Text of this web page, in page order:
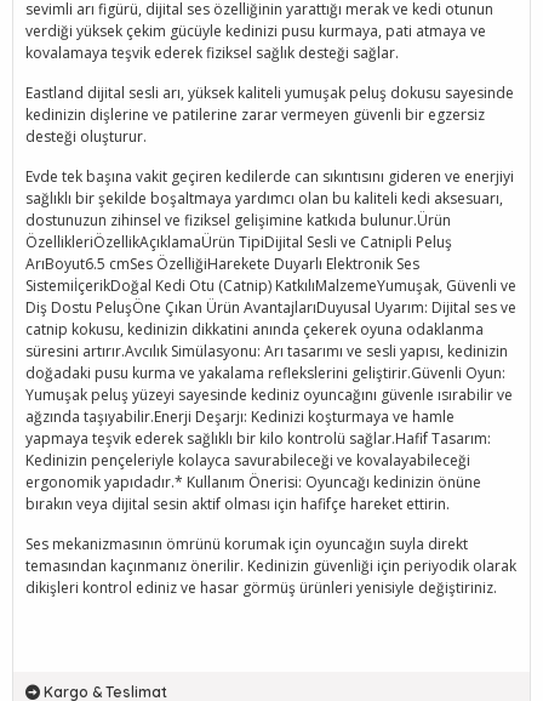
sevimli arı figürü, dijital ses özelliğinin yarattığı merak ve kedi otunun
verdiği yüksek çekim gücüyle kedinizi pusu kurmaya, pati atmaya ve
kovalamaya teşvik ederek fiziksel sağlık desteği sağlar.
Eastland dijital sesli arı, yüksek kaliteli yumuşak peluş dokusu sayesinde
kedinizin dişlerine ve patilerine zarar vermeyen güvenli bir egzersiz
desteği oluşturur.
Evde tek başına vakit geçiren kedilerde can sıkıntısını gideren ve enerjiyi
sağlıklı bir şekilde boşaltmaya yardımcı olan bu kaliteli kedi aksesuarı,
dostunuzun zihinsel ve fiziksel gelişimine katkıda bulunur.Ürün
ÖzellikleriÖzellikAçıklamaÜrün TipiDijital Sesli ve Catnipli Peluş
ArıBoyut6.5 cmSes ÖzelliğiHarekete Duyarlı Elektronik Ses
SistemiİçerikDoğal Kedi Otu (Catnip) KatkılıMalzemeYumuşak, Güvenli ve
Diş Dostu PeluşÖne Çıkan Ürün AvantajlarıDuyusal Uyarım: Dijital ses ve
catnip kokusu, kedinizin dikkatini anında çekerek oyuna odaklanma
süresini artırır.Avcılık Simülasyonu: Arı tasarımı ve sesli yapısı, kedinizin
doğadaki pusu kurma ve yakalama reflekslerini geliştirir.Güvenli Oyun:
Yumuşak peluş yüzeyi sayesinde kediniz oyuncağını güvenle ısırabilir ve
ağzında taşıyabilir.Enerji Deşarjı: Kedinizi koşturmaya ve hamle
yapmaya teşvik ederek sağlıklı bir kilo kontrolü sağlar.Hafif Tasarım:
Kedinizin pençeleriyle kolayca savurabileceği ve kovalayabileceği
ergonomik yapıdadır.* Kullanım Önerisi: Oyuncağı kedinizin önüne
bırakın veya dijital sesin aktif olması için hafifçe hareket ettirin.
Ses mekanizmasının ömrünü korumak için oyuncağın suyla direkt
temasından kaçınmanız önerilir. Kedinizin güvenliği için periyodik olarak
dikişleri kontrol ediniz ve hasar görmüş ürünleri yenisiyle değiştiriniz.
Kargo & Teslimat